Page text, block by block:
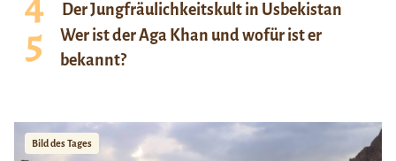
Der Jungfräulichkeitskult in Usbekistan
Wer ist der Aga Khan und wofür ist er
bekannt?
Bild des Tages